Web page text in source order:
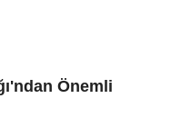
Önemli